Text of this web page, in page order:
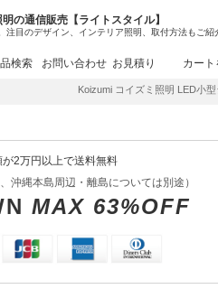
の通信販売【ライトスタイル】
目のデザイン、インテリア照明、取付方法もご紹
検索 お問い合わせ お見積り カート
Koizumi コイズミ照明 LED小型シ
2万円以上で送料無料
沖縄本島周辺・離島については別途）
MAX 63%OFF